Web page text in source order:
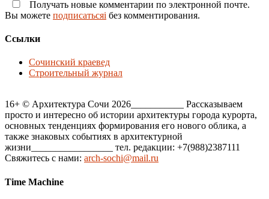
Получать новые комментарии по электронной почте.
Вы можете подписатьсяi без комментирования.
Ссылки
Сочинский краевед
Строительный журнал
16+ © Архитектура Сочи 2026___________ Рассказываем
просто и интересно об истории архитектуры города курорта,
основных тенденциях формирования его нового облика, а
также знаковых событиях в архитектурной
жизни_________________ тел. редакции: +7(988)2387111
Свяжитесь с нами: arch-sochi@mail.ru
Time Machine